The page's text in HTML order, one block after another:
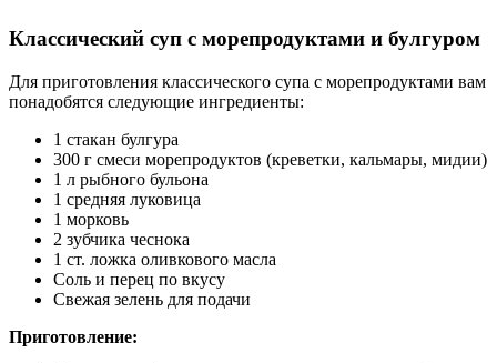
Классический суп с морепродуктами и булгуром
Для приготовления классического супа с морепродуктами вам
понадобятся следующие ингредиенты:
1 стакан булгура
300 г смеси морепродуктов (креветки, кальмары, мидии)
1 л рыбного бульона
1 средняя луковица
1 морковь
2 зубчика чеснока
1 ст. ложка оливкового масла
Соль и перец по вкусу
Свежая зелень для подачи
Приготовление: